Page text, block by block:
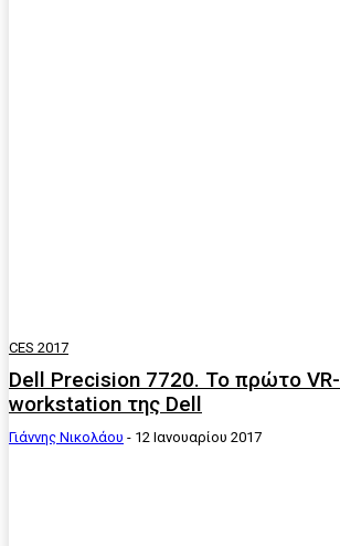
CES 2017
Dell Precision 7720. Το πρώτο
workstation της Dell
Γιάννης Νικολάου - 12 Ιανουαρίου 2017